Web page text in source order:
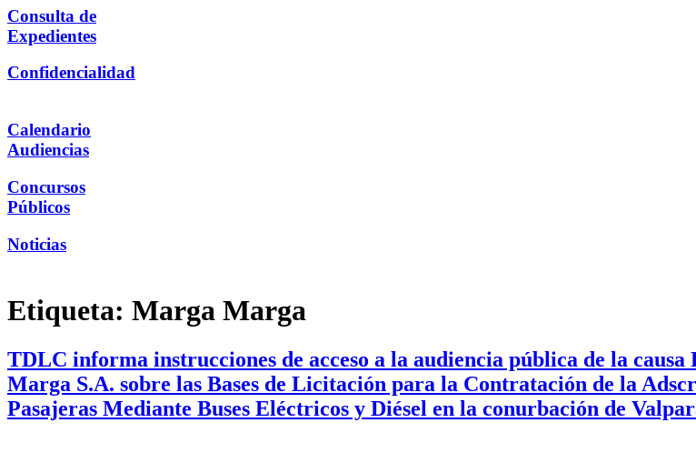
Consulta de
Expedientes
Confidencialidad
Calendario
Audiencias
Concursos
Públicos
Noticias
Etiqueta: Marga Marga
TDLC informa instrucciones de acceso a la audiencia pública de la
Marga S.A. sobre las Bases de Licitación para la Contratación de la
Pasajeras Mediante Buses Eléctricos y Diésel en la conurbación de